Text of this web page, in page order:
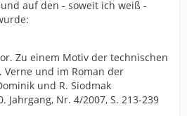
auf den - soweit ich weiß -
Zu einem Motiv der technischen
Verne und im Roman der
und R. Siodmak
Jahrgang, Nr. 4/2007, S. 213-239